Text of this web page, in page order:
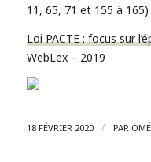
11, 65, 71 et 155 à 165)
Loi PACTE : focus sur
WebLex – 2019
18 FÉVRIER 2020 / PAR